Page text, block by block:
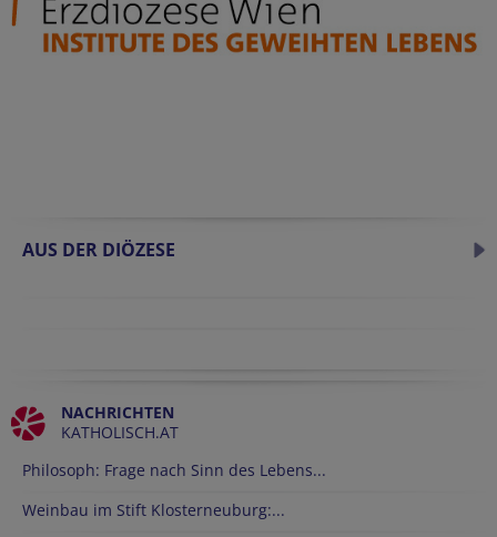
AUS DER DIÖZESE
NACHRICHTEN
KATHOLISCH.AT
Philosoph: Frage nach Sinn des Lebens...
Weinbau im Stift Klosterneuburg:...